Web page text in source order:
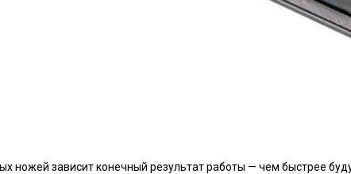
ножей зависит конечный результат работы — чем быстрее